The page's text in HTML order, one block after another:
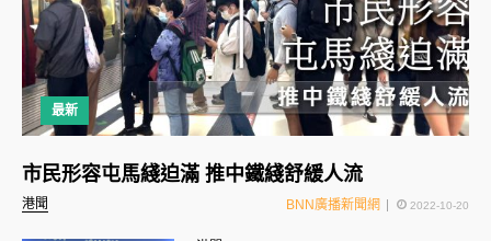
最新
港聞
市民形容屯馬綫迫滿 推中鐵綫舒緩人流
BNN廣播新聞網 2022-10-20